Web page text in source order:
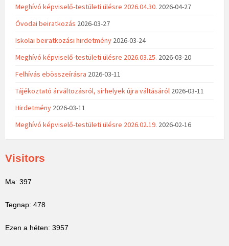
Meghívó képviselő-testületi ülésre 2026.04.30. 2026-04-27
Óvodai beiratkozás 2026-03-27
Iskolai beiratkozási hirdetmény 2026-03-24
Meghívó képviselő-testületi ülésre 2026.03.25. 2026-03-20
Felhívás ebösszeírásra 2026-03-11
Tájékoztató árváltozásról, sírhelyek újra váltásáról 2026-03-11
Hirdetmény 2026-03-11
Meghívó képviselő-testületi ülésre 2026.02.19. 2026-02-16
Visitors
Ma: 397
Tegnap: 478
Ezen a héten: 3957